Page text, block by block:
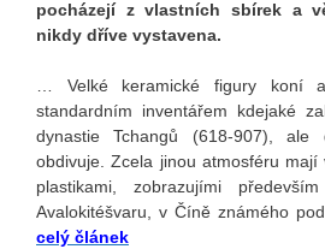
pocházejí z vlastních sbírek a
nikdy dříve vystavena.
… Velké keramické figury koní
standardním inventářem kdejaké
dynastie Tchangů (618-907),
obdivuje. Zcela jinou atmosféru
plastikami, zobrazujími
Avalokitéšvaru, v Číně známého
celý článek